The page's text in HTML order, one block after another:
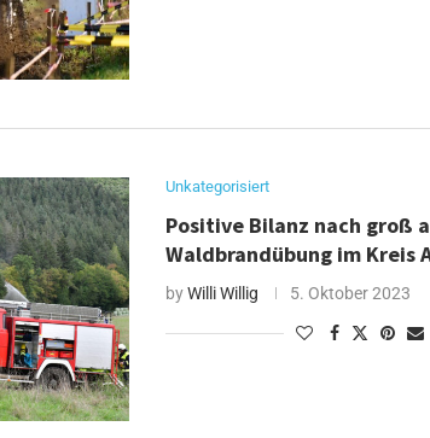
Unkategorisiert
Positive Bilanz nach groß
Waldbrandübung im Kreis
byWilli Willig 5. Oktober 2023